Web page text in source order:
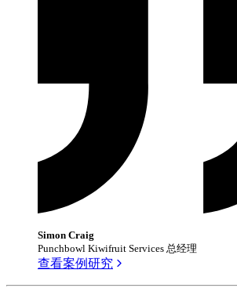
Simon Craig
Punchbowl Kiwifruit Services 总经理
查看案例研究